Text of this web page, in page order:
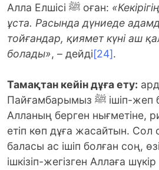
Алла Елшісі ﷺ оған:
ұста. Расында дүниеде
тойғандар, қиямет күні аш
болады», – дейді[24].
Тамақтан кейін дұға ету:
Пайғамбарымыз ﷺ ішіп-жеп болған соң
Алланың берген нығметіне,
етіп көп дұға жасайтын. Сол
баласы ас ішіп болған соң,
ішкізіп-жегізген Аллаға шүкір